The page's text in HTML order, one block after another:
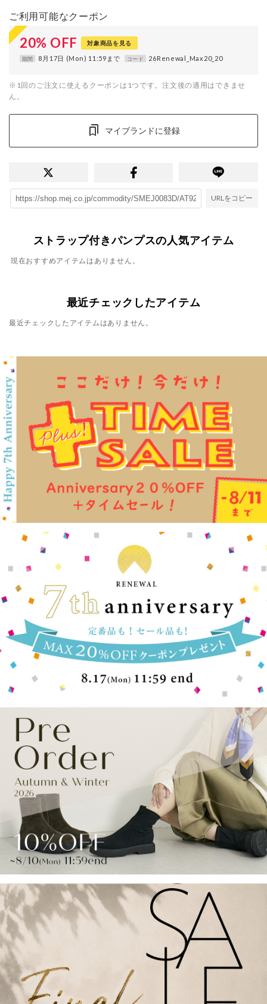
ご利用可能なクーポン
20% OFF 対象商品を見る
期間 8月17日 (Mon) 11:59まで コード 26Renewal_Max20_20
※1回のご注文に使えるクーポンは1つです。注文後の適用はできませ
ん。
マイブランドに登録
URLをコピー
ストラップ付きパンプスの人気アイテム
現在おすすめアイテムはありません。
最近チェックしたアイテム
最近チェックしたアイテムはありません。